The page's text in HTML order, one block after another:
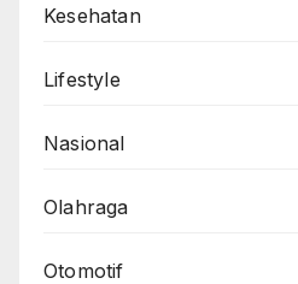
Kesehatan
Lifestyle
Nasional
Olahraga
Otomotif